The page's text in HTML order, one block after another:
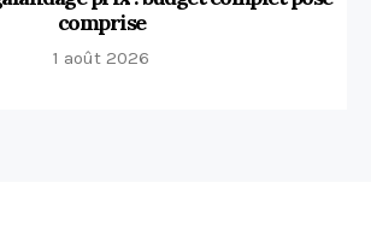
comprise
1 août 2026